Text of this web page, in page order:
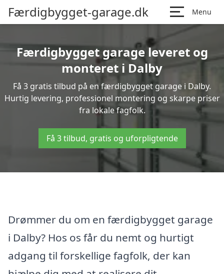
Færdigbygget-garage.dk Menu
Færdigbygget garage leveret og
monteret i Dalby
Få 3 gratis tilbud på en færdigbygget garage i Dalby.
Hurtig levering, professionel montering og skarpe priser
fra lokale fagfolk.
Få 3 tilbud, gratis og uforpligtende
Drømmer du om en færdigbygget garage
i Dalby? Hos os får du nemt og hurtigt
adgang til forskellige fagfolk, der kan